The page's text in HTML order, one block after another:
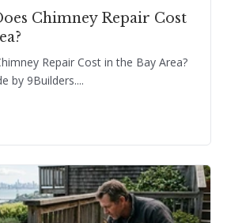
Chimney Repair Cost
Repair Cost in the Bay Area?
by 9Builders....